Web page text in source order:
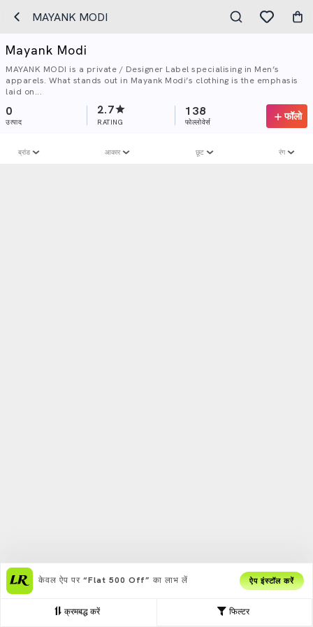
MAYANK MODI
Mayank Modi
MAYANK MODI is a private / Designer Label specialising in Men’s
apparels. What stands out in Mayank Modi’s clothing is the emphasis
laid on...
0
उत्पाद
2.7
RATING
138
फोल्लोवेर्स फॉलो
फिल्टर
क्रमबद्ध करें
ब्रांड आकार छूट रंग
केवल ऐप पर “Flat 500 Off” का लाभ लें ऐप इंस्टॉल करें